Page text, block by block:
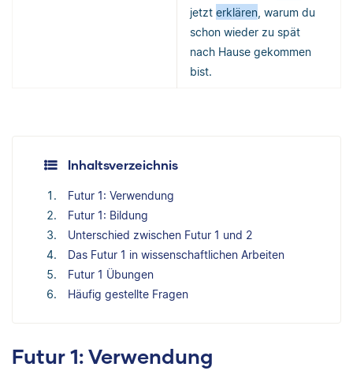
jetzt erklären , warum du
schon wieder zu spät
nach Hause gekommen
bist.
Inhaltsverzeichnis
Futur 1: Verwendung
Futur 1: Bildung
Unterschied zwischen Futur 1 und 2
Das Futur 1 in wissenschaftlichen Arbeiten
Futur 1 Übungen
Häufig gestellte Fragen
Futur 1: Verwendung